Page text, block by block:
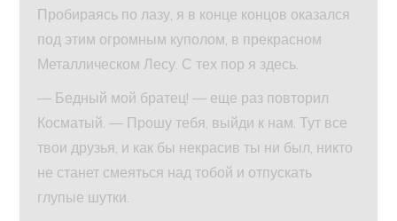
Пробираясь по лазу, я в конце концов оказался
под этим огромным куполом, в прекрасном
Металлическом Лесу. С тех пор я здесь.
— Бедный мой братец! — еще раз повторил
Косматый. — Прошу тебя, выйди к нам. Тут все
твои друзья, и как бы некрасив ты ни был, никто
не станет смеяться над тобой и отпускать
глупые шутки.